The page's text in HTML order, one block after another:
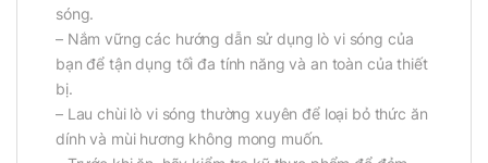
sóng.
– Nắm vững các hướng dẫn sử dụng lò vi sóng của
bạn để tận dụng tối đa tính năng và an toàn của thiết
bị.
– Lau chùi lò vi sóng thường xuyên để loại bỏ thức ăn
dính và mùi hương không mong muốn.